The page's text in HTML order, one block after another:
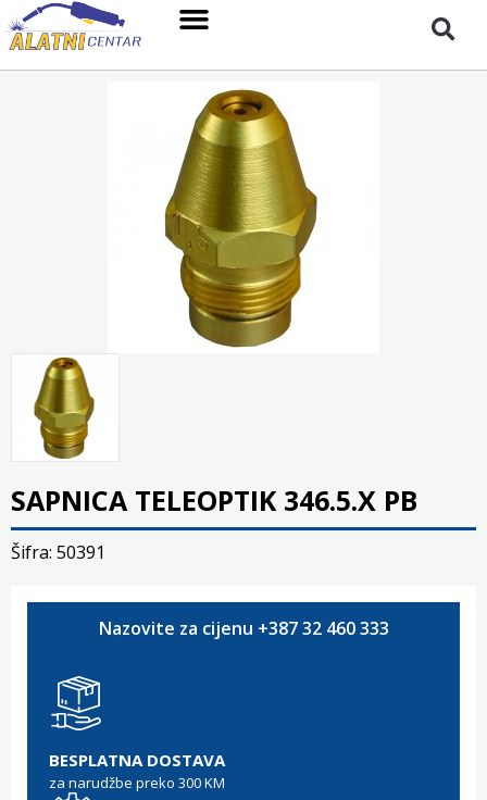
SAPNICA TELEOPTIK 346.5.X PB
Šifra: 50391
Nazovite za cijenu +387 32 460 333
BESPLATNA DOSTAVA
za narudžbe preko 300 KM